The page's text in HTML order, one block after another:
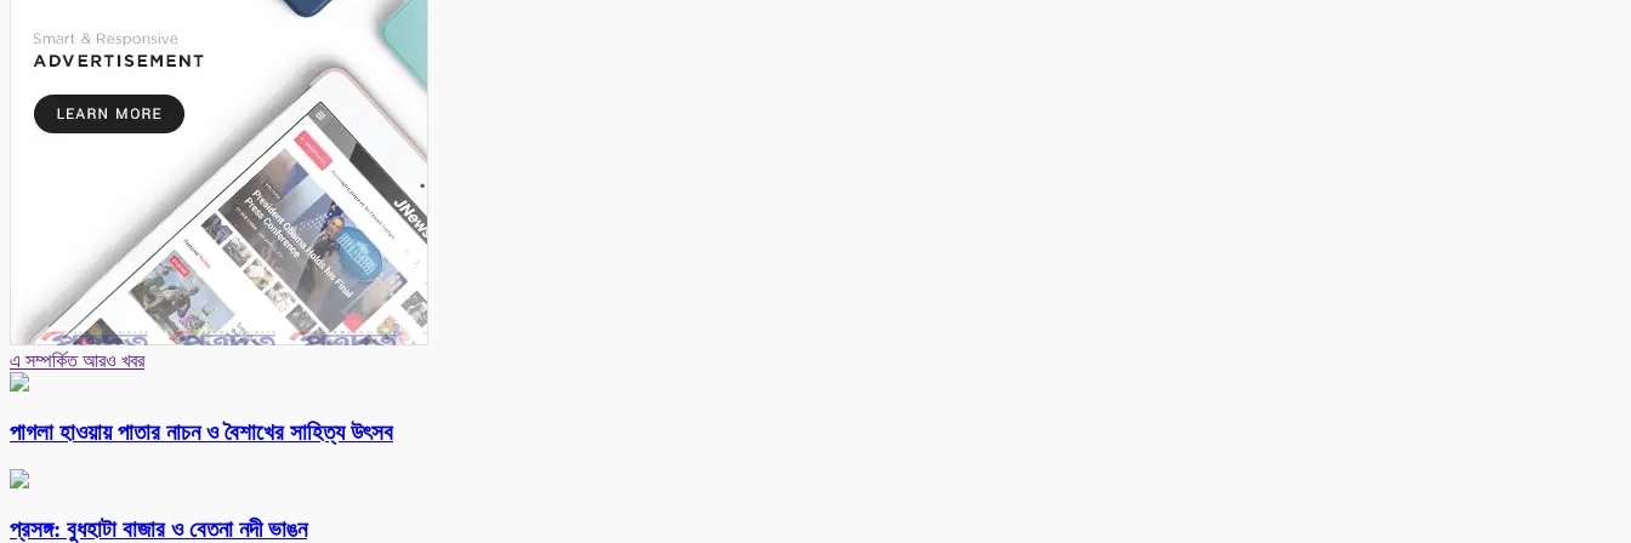
এ সম্পর্কিত আরও খবর
পাগলা হাওয়ায় পাতার নাচন ও বৈশাখের সাহিত্য উৎসব
প্রসঙ্গ: বুধহাটা বাজার ও বেতনা নদী ভাঙন